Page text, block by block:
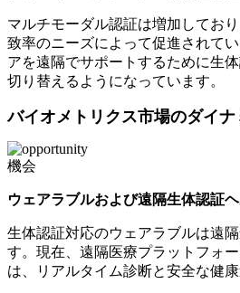
マルチモーダル認証は増加してお
致率のニーズによって促進されて
アを遠隔でサポートするために生
切り替えるようになっています。
バイオメトリクス市場のダイナ
機会
ウェアラブルおよび遠隔生体認証
生体認証対応のウェアラブルは遠
す。現在、遠隔医療プラットフォ
は、リアルタイム診断と安全な健